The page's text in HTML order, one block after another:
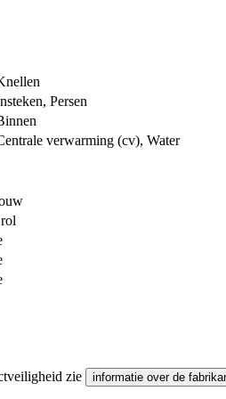
, Persen
verwarming (cv), Water
zie informatie over de